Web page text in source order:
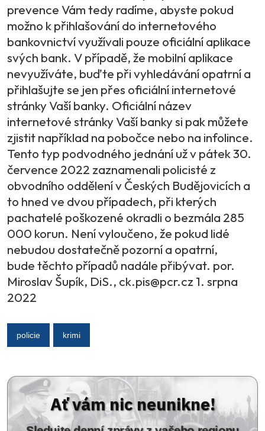
prevence Vám tedy radíme, abyste pokud
možno k přihlašování do internetového
bankovnictví využívali pouze oficiální aplikace
svých bank. V případě, že mobilní aplikace
nevyužíváte, buďte při vyhledávání opatrní a
přihlašujte se jen přes oficiální internetové
stránky Vaší banky. Oficiální název
internetové stránky Vaší banky si pak můžete
zjistit například na pobočce nebo na infolince.
Tento typ podvodného jednání už v pátek 30.
července 2022 zaznamenali policisté z
obvodního oddělení v Českých Budějovicích a
to hned ve dvou případech, při kterých
pachatelé poškozené okradli o bezmála 285
000 korun. Není vyloučeno, že pokud lidé
nebudou dostatečně pozorní a opatrní,
bude těchto případů nadále přibývat. por.
Miroslav Šupík, DiS., ck.pis@pcr.cz 1. srpna
2022
policie krimi
Ať vám nic neunikne!